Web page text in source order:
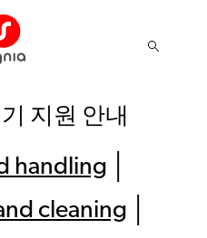
지원 안내
handling
cleaning